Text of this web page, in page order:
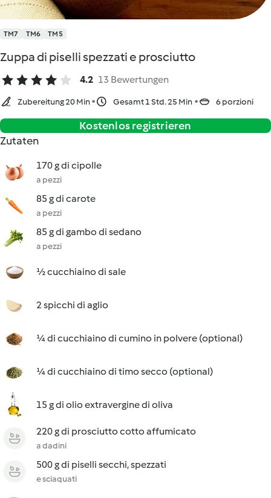
TM7 TM6 TM5
Zuppa di piselli spezzati e prosciutto
4.2 13 Bewertungen
Zubereitung 20 Min Gesamt 1 Std. 25 Min 6 porzioni
Kostenlos registrieren
Zutaten
170 g di cipolle
a pezzi
85 g di carote
a pezzi
85 g di gambo di sedano
a pezzi
½ cucchiaino di sale
2 spicchi di aglio
¼ di cucchiaino di cumino in polvere (optional)
¼ di cucchiaino di timo secco (optional)
15 g di olio extravergine di oliva
220 g di prosciutto cotto affumicato
a dadini
500 g di piselli secchi, spezzati
e sciaquati